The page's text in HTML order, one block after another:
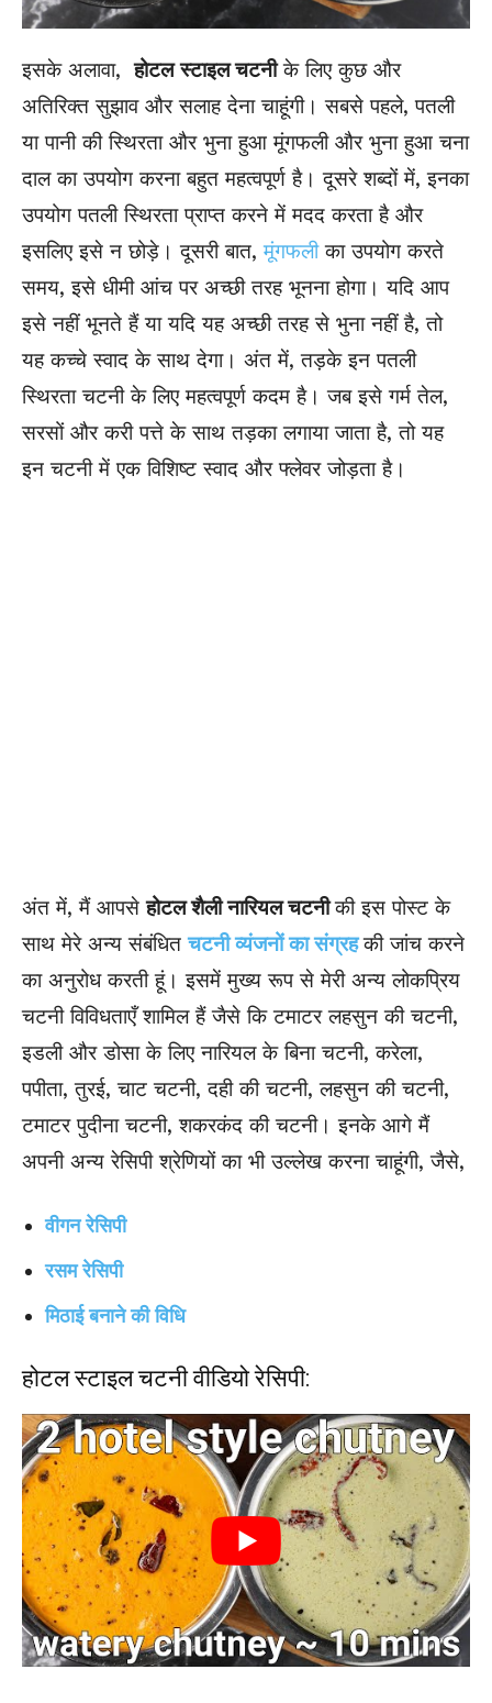
इसके अलावा,होटल स्टाइल चटनीके लिए कुछ और
अतिरिक्त सुझाव और सलाह देना चाहूंगी। सबसे पहले, पतली
या पानी की स्थिरता और भुना हुआ मूंगफली और भुना हुआ चना
दाल का उपयोग करना बहुत महत्वपूर्ण है। दूसरे शब्दों में, इनका
उपयोग पतली स्थिरता प्राप्त करने में मदद करता है और
इसलिए इसे न छोड़े। दूसरी बात,मूंगफलीका उपयोग करते
समय, इसे धीमी आंच पर अच्छी तरह भूनना होगा। यदि आप
इसे नहीं भूनते हैं या यदि यह अच्छी तरह से भुना नहीं है, तो
यह कच्चे स्वाद के साथ देगा। अंत में, तड़के इन पतली
स्थिरता चटनी के लिए महत्वपूर्ण कदम है। जब इसे गर्म तेल,
सरसों और करी पत्ते के साथ तड़का लगाया जाता है, तो यह
इन चटनी में एक विशिष्ट स्वाद और फ्लेवर जोड़ता है।
अंत में, मैं आपसेहोटल शैली नारियल चटनीकी इस पोस्ट के
साथ मेरे अन्य संबंधितचटनी व्यंजनों का संग्रहकी जांच करने
का अनुरोध करती हूं। इसमें मुख्य रूप से मेरी अन्य लोकप्रिय
चटनी विविधताएँ शामिल हैं जैसे कि टमाटर लहसुन की चटनी,
इडली और डोसा के लिए नारियल के बिना चटनी, करेला,
पपीता, तुरई, चाट चटनी, दही की चटनी, लहसुन की चटनी,
टमाटर पुदीना चटनी, शकरकंद की चटनी। इनके आगे मैं
अपनी अन्य रेसिपी श्रेणियों का भी उल्लेख करना चाहूंगी, जैसे,
वीगन रेसिपी
रसम रेसिपी
मिठाई बनाने की विधि
होटल स्टाइल चटनी वीडियो रेसिपी: